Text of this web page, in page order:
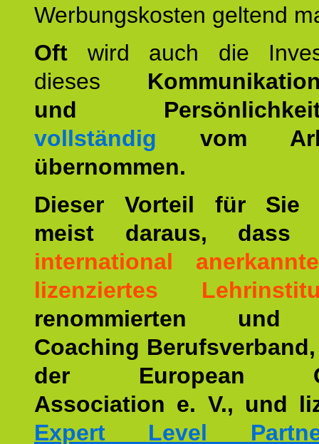
Werbungskosten geltend
Oft wird auch die
dieses
und
vollständig vom
übernommen.
Dieser Vorteil für Sie
meist daraus,
international
lizenziertes
renommierten und
Coaching
der European
Association e. V., und
Expert Level